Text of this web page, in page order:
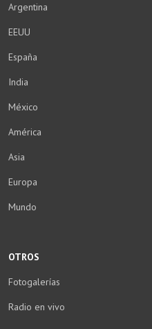
Argentina
EEUU
España
India
México
América
Asia
Europa
Mundo
OTROS
Fotogalerías
Radio en vivo